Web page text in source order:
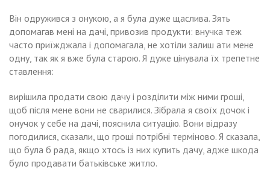
Він одружився з онукою, а я була дуже щаслива. Зять
допомагав мені на дачі, привозив продукти: внучка теж
часто приїжджала і допомагала, не хотіли залиш ати мене
одну, так як я вже була старою. Я дуже цінувала їх трепетне
ставлення:
вирішила продати свою дачу і розділити між ними гроші,
щоб після мене вони не сварилися. Зібрала я своїх дочок і
онучок у себе на дачі, пояснила ситуацію. Вони відразу
погодилися, сказали, що гроші потрібні терміново. Я сказала,
що була б рада, якщо хтось із них купить дачу, адже шкода
було продавати батьківське житло.